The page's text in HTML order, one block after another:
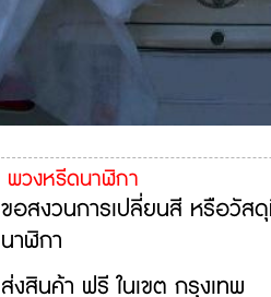
พวงหรีดนาฬิกา
ขอสงวนการเปลี่ยนสี หรือวัส
นาฬิกา
ส่งสินค้า ฟรี ในเขต กรุงเทพ